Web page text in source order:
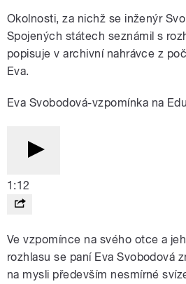
Okolnosti, za nichž se inženýr
Spojených státech seznámil s
popisuje v archivní nahrávce z
Eva.
Eva Svobodová-vzpomínka na
1:12
Ve vzpomínce na svého otce a
rozhlasu se paní Eva Svobodová
na mysli především nesmírné